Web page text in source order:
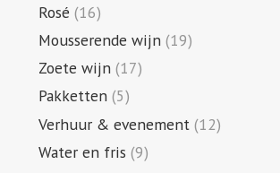
Rosé (16)
Mousserende wijn (19)
Zoete wijn (17)
Pakketten (5)
Verhuur & evenement (12)
Water en fris (9)